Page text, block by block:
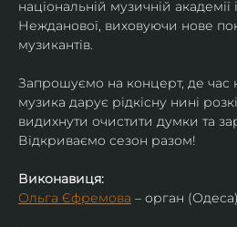
національній музичній академії
Нежданової, виховуючи нове
музикантів.
Запрошуємо на концерт, де час
музика дарує рідкісну нині
видихнути очистити думки та
Відкриваємо сезон разом!
Виконавиця:
Ольга Єфремова – орган (Одеса)